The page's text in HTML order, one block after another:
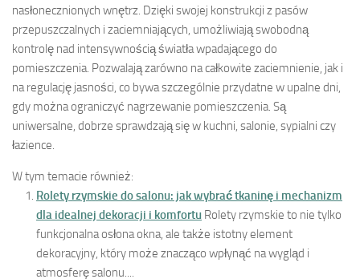
nasłonecznionych wnętrz. Dzięki swojej konstrukcji z pasów
przepuszczalnych i zaciemniających, umożliwiają swobodną
kontrolę nad intensywnością światła wpadającego do
pomieszczenia. Pozwalają zarówno na całkowite zaciemnienie, jak i
na regulację jasności, co bywa szczególnie przydatne w upalne dni,
gdy można ograniczyć nagrzewanie pomieszczenia. Są
uniwersalne, dobrze sprawdzają się w kuchni, salonie, sypialni czy
łazience.
W tym temacie również:
Rolety rzymskie do salonu: jak wybrać tkaninę i mechanizm
dla idealnej dekoracji i komfortu Rolety rzymskie to nie tylko
funkcjonalna osłona okna, ale także istotny element
dekoracyjny, który może znacząco wpłynąć na wygląd i
atmosferę salonu....